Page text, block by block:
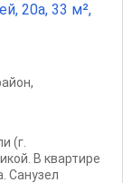
20а, 33 м²,
,
(г.
В квартире
Санузел